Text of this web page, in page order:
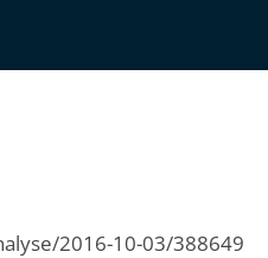
2016-10-03/388649